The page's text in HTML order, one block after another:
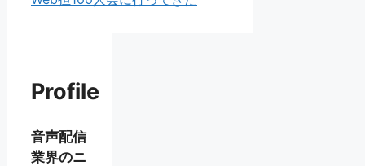
Profile
音声配信
業界のニ